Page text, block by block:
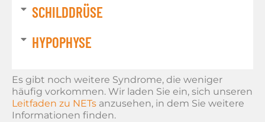
SCHILDDRÜSE
HYPOPHYSE
Es gibt noch weitere Syndrome, die weniger
häufig vorkommen. Wir laden Sie ein, sich unseren
Leitfaden zu NETs anzusehen, in dem Sie weitere
Informationen finden.